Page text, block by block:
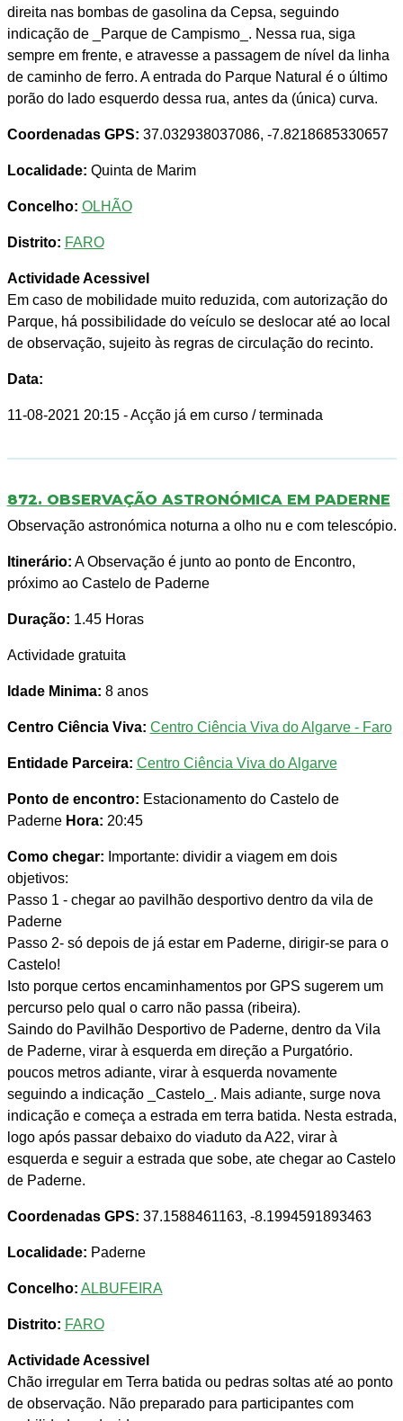
direita nas bombas de gasolina da Cepsa, seguindo
indicação de _Parque de Campismo_. Nessa rua, siga
sempre em frente, e atravesse a passagem de nível da linha
de caminho de ferro. A entrada do Parque Natural é o último
porão do lado esquerdo dessa rua, antes da (única) curva.
Coordenadas GPS: 37.032938037086, -7.8218685330657
Localidade: Quinta de Marim
Concelho: OLHÃO
Distrito: FARO
Actividade Acessivel
Em caso de mobilidade muito reduzida, com autorização do
Parque, há possibilidade do veículo se deslocar até ao local
de observação, sujeito às regras de circulação do recinto.
Data:
11-08-2021 20:15 - Acção já em curso / terminada
872. OBSERVAÇÃO ASTRONÓMICA EM PADERNE
Observação astronómica noturna a olho nu e com telescópio.
Itinerário: A Observação é junto ao ponto de Encontro,
próximo ao Castelo de Paderne
Duração: 1.45 Horas
Actividade gratuita
Idade Minima: 8 anos
Centro Ciência Viva: Centro Ciência Viva do Algarve - Faro
Entidade Parceira: Centro Ciência Viva do Algarve
Ponto de encontro: Estacionamento do Castelo de
Paderne Hora: 20:45
Como chegar: Importante: dividir a viagem em dois
objetivos:
Passo 1 - chegar ao pavilhão desportivo dentro da vila de
Paderne
Passo 2- só depois de já estar em Paderne, dirigir-se para o
Castelo!
Isto porque certos encaminhamentos por GPS sugerem um
percurso pelo qual o carro não passa (ribeira).
Saindo do Pavilhão Desportivo de Paderne, dentro da Vila
de Paderne, virar à esquerda em direção a Purgatório.
poucos metros adiante, virar à esquerda novamente
seguindo a indicação _Castelo_. Mais adiante, surge nova
indicação e começa a estrada em terra batida. Nesta estrada,
logo após passar debaixo do viaduto da A22, virar à
esquerda e seguir a estrada que sobe, ate chegar ao Castelo
de Paderne.
Coordenadas GPS: 37.1588461163, -8.1994591893463
Localidade: Paderne
Concelho: ALBUFEIRA
Distrito: FARO
Actividade Acessivel
Chão irregular em Terra batida ou pedras soltas até ao ponto
de observação. Não preparado para participantes com